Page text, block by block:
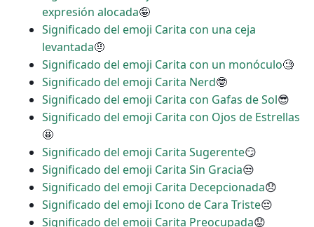
expresión alocada🤪
Significado del emoji Carita con una ceja
levantada🤨
Significado del emoji Carita con un monóculo🧐
Significado del emoji Carita Nerd🤓
Significado del emoji Carita con Gafas de Sol😎
Significado del emoji Carita con Ojos de Estrellas
🤩
Significado del emoji Carita Sugerente😏
Significado del emoji Carita Sin Gracia😒
Significado del emoji Carita Decepcionada😞
Significado del emoji Icono de Cara Triste😔
Significado del emoji Carita Preocupada😟